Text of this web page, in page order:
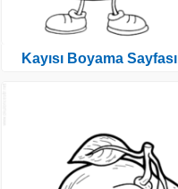
Kayısı Boyama Sayfası